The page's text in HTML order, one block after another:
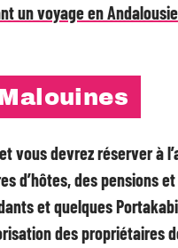
un voyage en Andalousie
vous devrez réserver à
d’hôtes, des pensions
et quelques
des propriétaires